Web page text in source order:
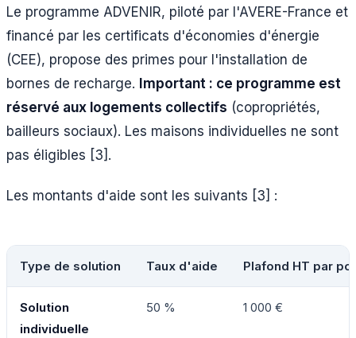
Le programme ADVENIR, piloté par l'AVERE-France et
financé par les certificats d'économies d'énergie
(CEE), propose des primes pour l'installation de
bornes de recharge. Important : ce programme est
réservé aux logements collectifs (copropriétés,
bailleurs sociaux). Les maisons individuelles ne sont
pas éligibles [3].
Les montants d'aide sont les suivants [3] :
Type de solution Taux d'aide Plafond HT par
Solution
individuelle
50 % 1 000 €